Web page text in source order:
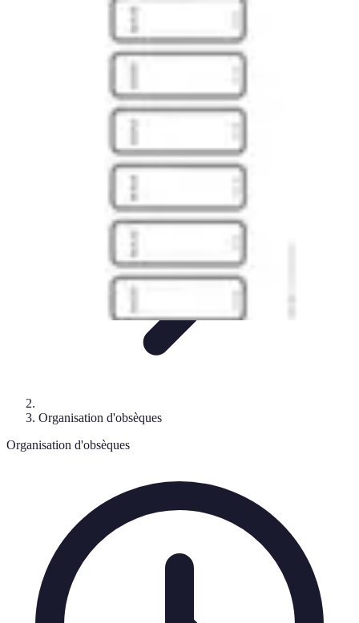
Conseils
ComparaisonOrganisation
Prestations Funéraires
Organisation d'obsèques
Organisation d'obsèques